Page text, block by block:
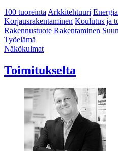
100 tuoreintaArkkitehtuuri
Korjausrakentaminen Koulutus ja
Rakennustuote Rakentaminen
Työelämä
Näkökulmat
Toimitukselta